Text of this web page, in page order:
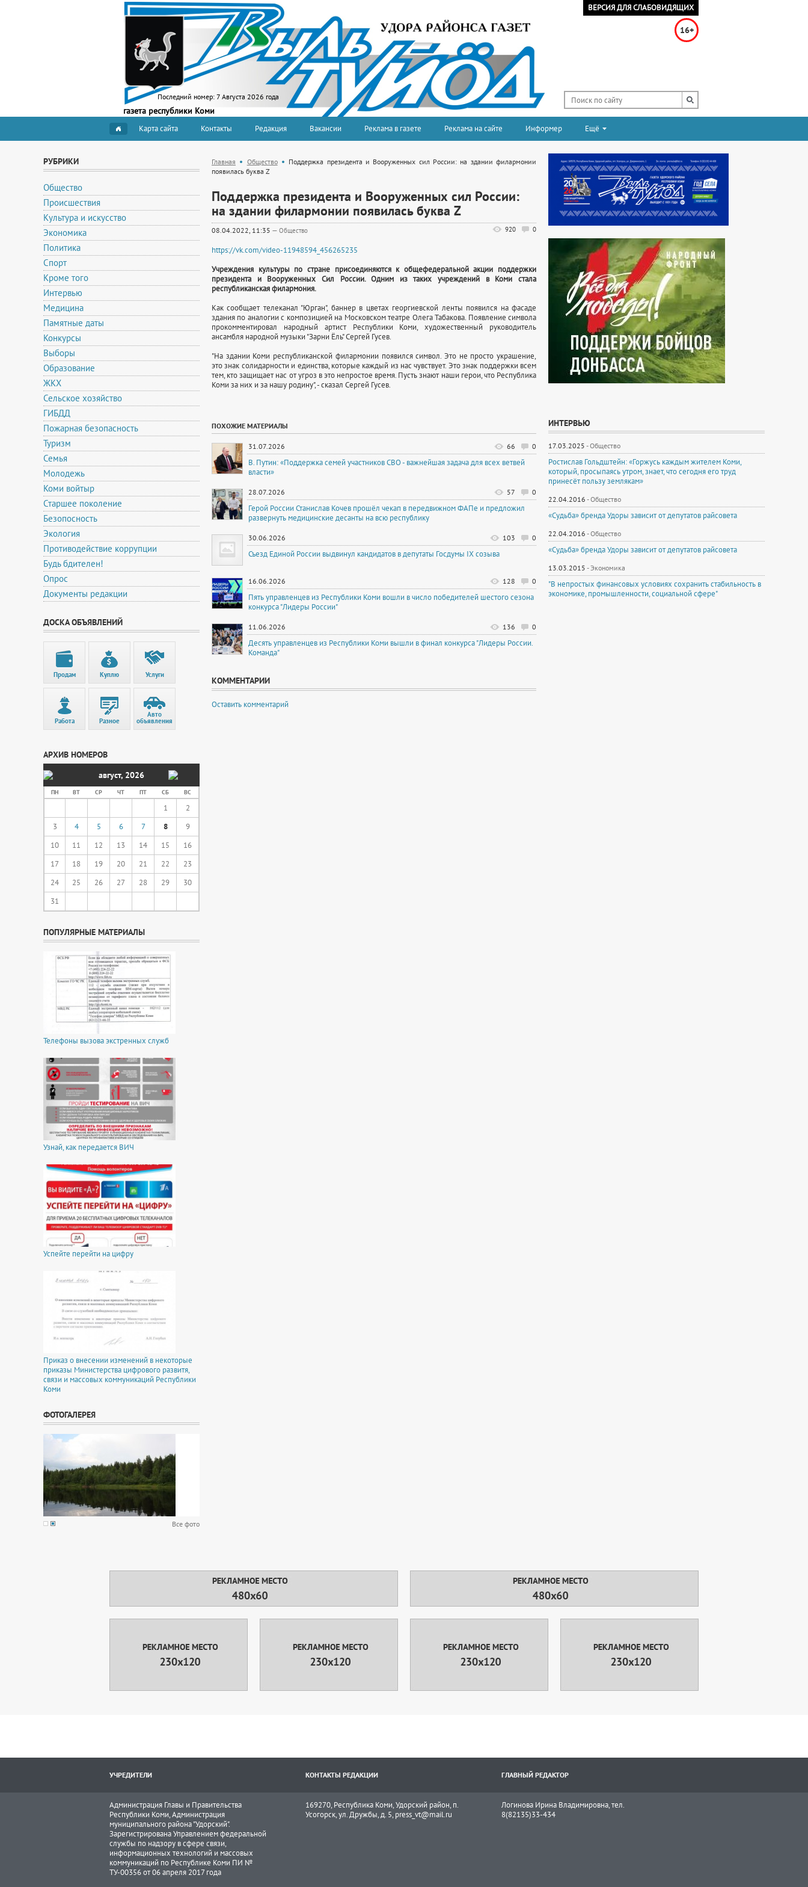
ВЕРСИЯ ДЛЯ СЛАБОВИДЯЩИХ
Последний номер: 7 Августа 2026 года
16+
газета республики Коми
Карта сайта Контакты Редакция Вакансии Реклама в газете Реклама на сайте Информер Ещё
РУБРИКИ
Общество
Происшествия
Культура и искусство
Экономика
Политика
Спорт
Кроме того
Интервью
Медицина
Памятные даты
Конкурсы
Выборы
Образование
ЖКХ
Сельское хозяйство
ГИБДД
Пожарная безопасность
Туризм
Семья
Молодежь
Коми войтыр
Старшее поколение
Безопосность
Экология
Противодействие коррупции
Будь бдителен!
Опрос
Документы редакции
ДОСКА ОБЪЯВЛЕНИЙ
Продам Куплю Услуги
Работа Разное
Авто
объявления
АРХИВ НОМЕРОВ
август, 2026
ПН ВТ СР ЧТ ПТ СБ ВС
1
2
3
4 5 6 7 8
9
10
11 12 13 14 15
16
17
18 19 20 21 22
23
24
25 26 27 28 29
30
31
ПОПУЛЯРНЫЕ МАТЕРИАЛЫ
Телефоны вызова экстренных служб
Узнай, как передается ВИЧ
Успейте перейти на цифру
Приказ о внесении изменений в некоторые
приказы Министерства цифрового развитя,
связи и массовых коммуникаций Республики
Коми
ФОТОГАЛЕРЕЯ
Все фото
Главная Общество
Поддержка президента и Вооруженных сил России: на здании филармонии
появилась буква Z
Поддержка президента и Вооруженных сил России:
на здании филармонии появилась буква Z
0
920
08.04.2022, 11:35 — Общество
https://vk.com/video-11948594_456265235
Учреждения культуры по стране присоединяются к общефедеральной акции поддержки
президента и Вооруженных Сил России. Одним из таких учреждений в Коми стала
республиканская филармония.
Как сообщает телеканал "Юрган", баннер в цветах георгиевской ленты появился на фасаде
здания по аналогии с композицией на Московском театре Олега Табакова. Появление символа
прокомментировал народный артист Республики Коми, художественный руководитель
ансамбля народной музыки "Зарни Ёль" Сергей Гусев.
"На здании Коми республиканской филармонии появился символ. Это не просто украшение,
это знак солидарности и единства, которые каждый из нас чувствует. Это знак поддержки всем
тем, кто защищает нас от угроз в это непростое время. Пусть знают наши герои, что Республика
Коми за них и за нашу родину", - сказал Сергей Гусев.
ПОХОЖИЕ МАТЕРИАЛЫ
0
66
31.07.2026
В. Путин: «Поддержка семей участников СВО - важнейшая задача для всех ветвей
власти»
0
57
28.07.2026
Герой России Станислав Кочев прошёл чекап в передвижном ФАПе и предложил
развернуть медицинские десанты на всю республику
0
103
30.06.2026
Съезд Единой России выдвинул кандидатов в депутаты Госдумы IX созыва
0
128
16.06.2026
Пять управленцев из Республики Коми вошли в число победителей шестого сезона
конкурса "Лидеры России"
0
136
11.06.2026
Десять управленцев из Республики Коми вышли в финал конкурса "Лидеры России.
Команда"
КОММЕНТАРИИ
Оставить комментарий
ИНТЕРВЬЮ
17.03.2025 -Общество
Ростислав Гольдштейн: «Горжусь каждым жителем Коми,
который, просыпаясь утром, знает, что сегодня его труд
принесёт пользу землякам»
22.04.2016 -Общество
«Судьба» бренда Удоры зависит от депутатов райсовета
22.04.2016 -Общество
«Судьба» бренда Удоры зависит от депутатов райсовета
13.03.2015 -Экономика
"В непростых финансовых условиях сохранить стабильность в
экономике, промышленности, социальной сфере"
УЧРЕДИТЕЛИ КОНТАКТЫ РЕДАКЦИИ ГЛАВНЫЙ РЕДАКТОР
Администрация Главы и Правительства
Республики Коми, Администрация
муниципального района "Удорский".
Зарегистрирована Управлением федеральной
службы по надзору в сфере связи,
информационных технологий и массовых
коммуникаций по Республике Коми ПИ №
ТУ-00356 от 06 апреля 2017 года
169270, Республика Коми, Удорский район, п.
Усогорск, ул. Дружбы, д. 5, press_vt@mail.ru
Логинова Ирина Владимировна, тел.
8(82135)33-434